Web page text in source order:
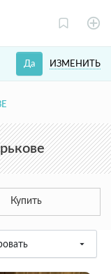
ИЗМЕНИТЬ
Да
Купить